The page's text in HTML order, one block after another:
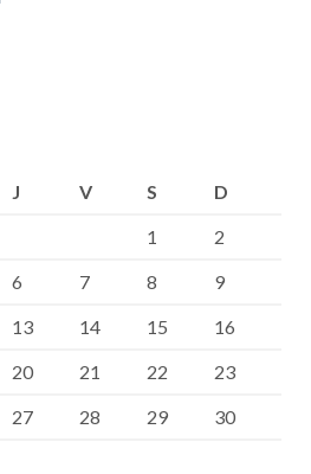
J V S
D
1
2
6 7 8
9
13 14 15
16
20 21 22
23
27 28 29
30